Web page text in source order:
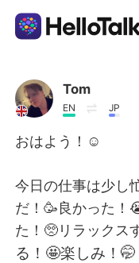
AI Grammar
English
Tom
EN JP
おはよう！☺️
今日の仕事は少し
だ！🥳良かった！
た！🥺リラックス
る！🤩楽しみ！🤭